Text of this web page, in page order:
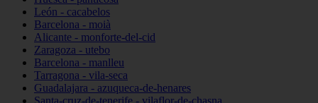
León - cacabelos
Barcelona - moià
Alicante - monforte-del-cid
Zaragoza - utebo
Barcelona - manlleu
Tarragona - vila-seca
Guadalajara - azuqueca-de-henares
Santa-cruz-de-tenerife - vilaflor-de-chasna